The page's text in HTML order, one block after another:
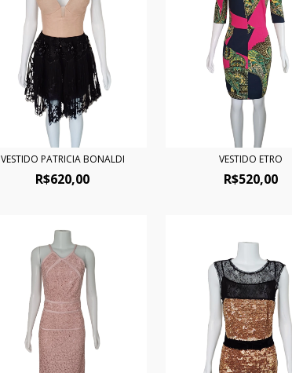
VESTIDO PATRICIA BONALDI
R$620,00
VESTIDO ETRO
R$520,00